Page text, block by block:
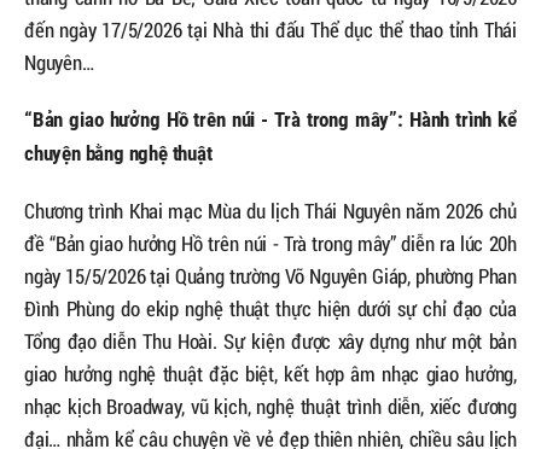
đến ngày 17/5/2026 tại Nhà thi đấu Thể dục thể thao tỉnh Thái
Nguyên…
“Bản giao hưởng Hồ trên núi - Trà trong mây”: Hành trình kể
chuyện bằng nghệ thuật
Chương trình Khai mạc Mùa du lịch Thái Nguyên năm 2026 chủ
đề “Bản giao hưởng Hồ trên núi - Trà trong mây” diễn ra lúc 20h
ngày 15/5/2026 tại Quảng trường Võ Nguyên Giáp, phường Phan
Đình Phùng do ekip nghệ thuật thực hiện dưới sự chỉ đạo của
Tổng đạo diễn Thu Hoài. Sự kiện được xây dựng như một bản
giao hưởng nghệ thuật đặc biệt, kết hợp âm nhạc giao hưởng,
nhạc kịch Broadway, vũ kịch, nghệ thuật trình diễn, xiếc đương
đại… nhằm kể câu chuyện về vẻ đẹp thiên nhiên, chiều sâu lịch